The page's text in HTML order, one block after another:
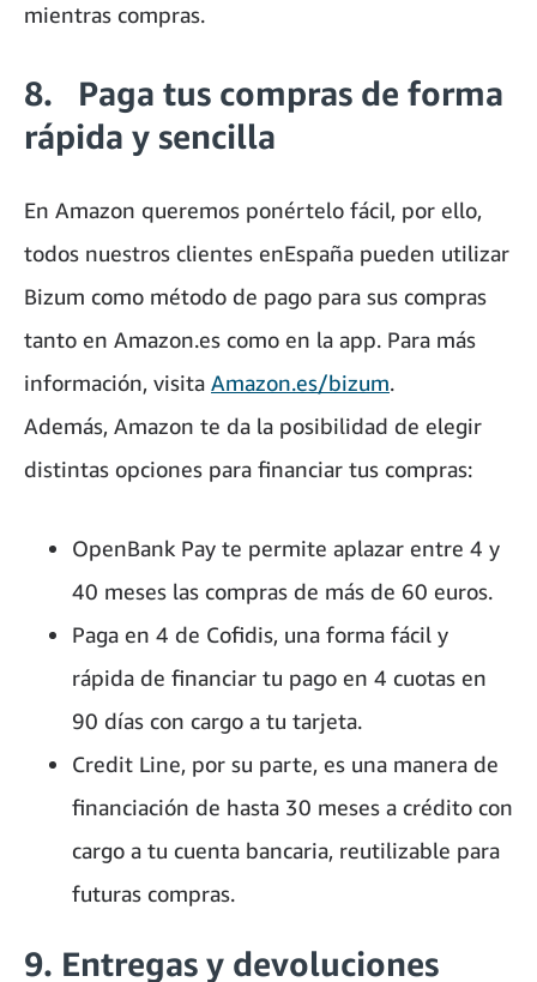
mientras compras.
8. Paga tus compras de forma
rápida y sencilla
En Amazon queremos ponértelo fácil, por ello,
todos nuestros clientes enEspaña pueden utilizar
Bizum como método de pago para sus compras
tanto en Amazon.es como en la app. Para más
información, visita Amazon.es/bizum.
Además, Amazon te da la posibilidad de elegir
distintas opciones para financiar tus compras:
OpenBank Pay te permite aplazar entre 4 y
40 meses las compras de más de 60 euros.
Paga en 4 de Cofidis, una forma fácil y
rápida de financiar tu pago en 4 cuotas en
90 días con cargo a tu tarjeta.
Credit Line, por su parte, es una manera de
financiación de hasta 30 meses a crédito con
cargo a tu cuenta bancaria, reutilizable para
futuras compras.
9. Entregas y devoluciones